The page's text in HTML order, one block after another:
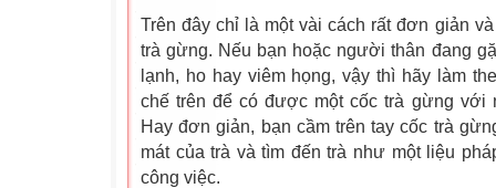
Trên đây chỉ là một vài cách rất đơn giản
trà gừng. Nếu bạn hoặc người thân đang
lạnh, ho hay viêm họng, vậy thì hãy làm
chế trên để có được một cốc trà gừng với
Hay đơn giản, bạn cầm trên tay cốc trà
mát của trà và tìm đến trà như một liệu
công việc.